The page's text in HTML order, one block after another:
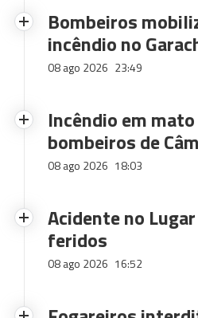
Bombeiros
incêndio no
08 ago 2026 23:49
Incêndio em
bombeiros de
08 ago 2026 18:03
Acidente no
feridos
08 ago 2026 16:52